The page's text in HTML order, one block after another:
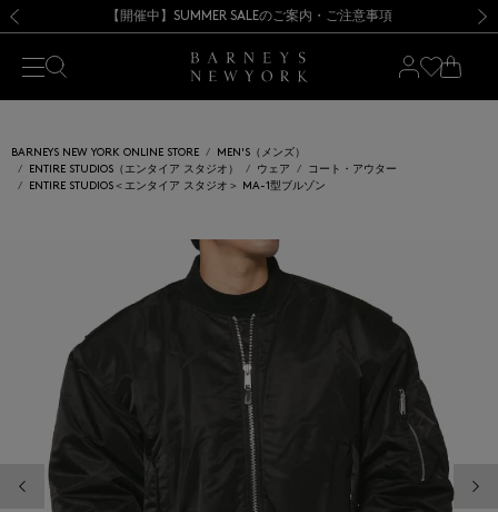
熊本県を中心とした地震の影響によるお荷物のお届けについて
【開催中】SUMMER SALEのご案内・ご注意事項
BARNEYS NEW YORK ONLINE STORE
MEN'S（メンズ）
ENTIRE STUDIOS（エンタイア スタジオ）
ウェア
コート・アウター
ENTIRE STUDIOS＜エンタイア スタジオ＞ MA-1型ブルゾン
前の画像